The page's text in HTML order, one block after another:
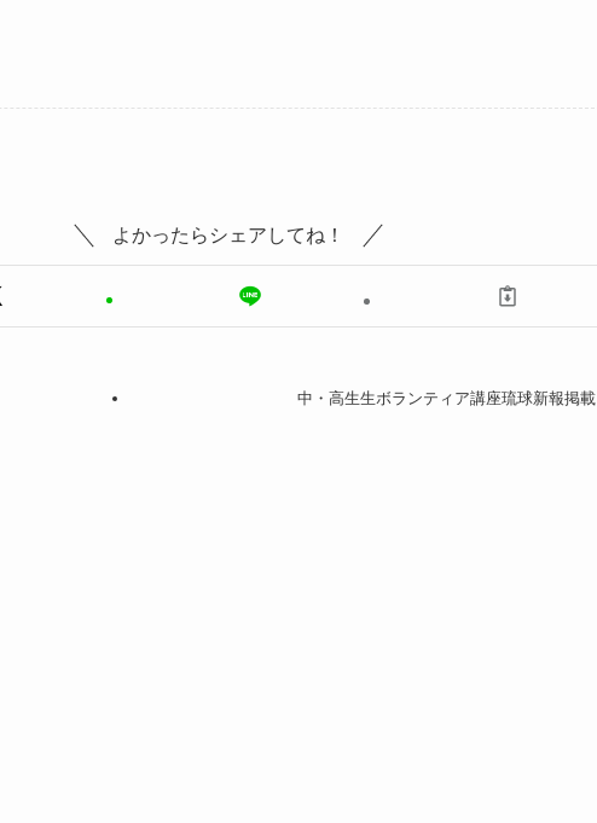
よかったらシェアしてね！
中・高生生ボランティア講座琉球新報掲載